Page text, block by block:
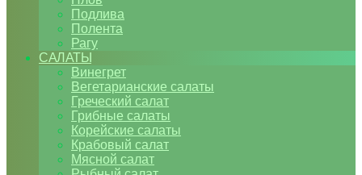
Подлива
Полента
Рагу
САЛАТЫ
Винегрет
Вегетарианские салаты
Греческий салат
Грибные салаты
Корейские салаты
Крабовый салат
Мясной салат